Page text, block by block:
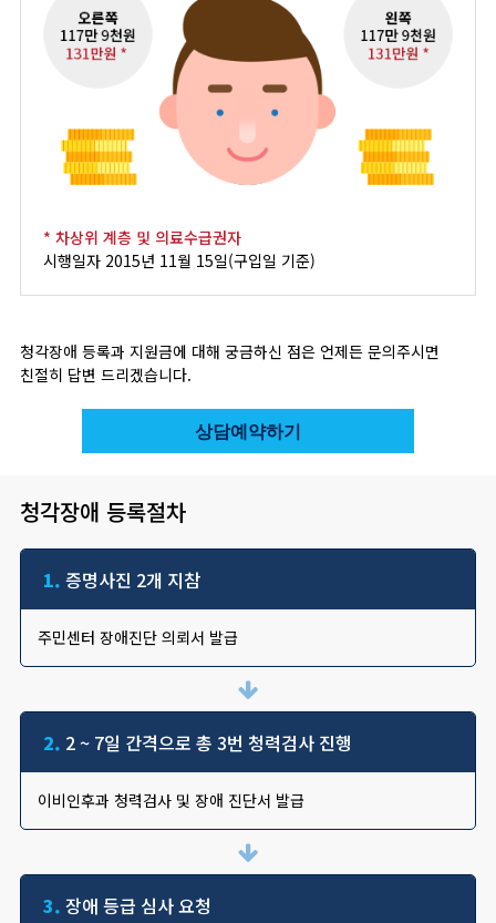
* 차상위 계층 및 의료수급권자
시행일자 2015년 11월 15일(구입일 기준)
청각장애 등록과 지원금에 대해 궁금하신 점은 언제든 문의주시면
친절히 답변 드리겠습니다.
상담예약하기
청각장애 등록절차
1. 증명사진 2개 지참
주민센터 장애진단 의뢰서 발급
2. 2 ~ 7일 간격으로 총 3번 청력검사 진행
이비인후과 청력검사 및 장애 진단서 발급
3. 장애 등급 심사 요청